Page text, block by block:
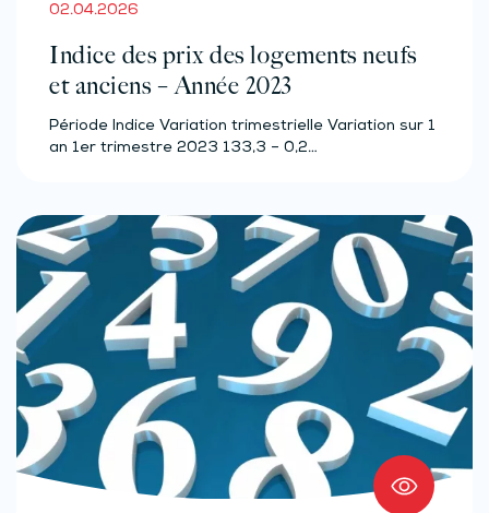
02.04.2026
Indice des prix des logements neufs
et anciens – Année 2023
Période Indice Variation trimestrielle Variation sur 1
an 1er trimestre 2023 133,3 – 0,2…